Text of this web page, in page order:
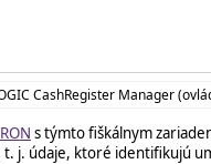
CashRegister Manager
s týmto fiškálnym
t. j. údaje, ktoré identifikujú